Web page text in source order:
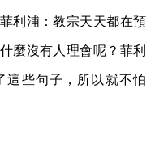
利浦：教宗天天都在預
麼沒有人理會呢？菲利
這些句子，所以就不怕